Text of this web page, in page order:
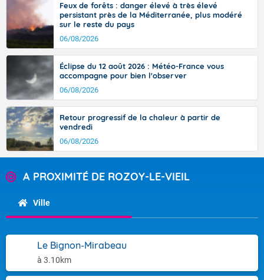
Feux de forêts : danger élevé à très élevé
persistant près de la Méditerranée, plus modéré
sur le reste du pays
06/08/2026
Éclipse du 12 août 2026 : Météo-France vous
accompagne pour bien l'observer
06/08/2026
Retour progressif de la chaleur à partir de
vendredi
06/08/2026
A PROXIMITÉ DE ROZOY-LE-VIEIL
Ville
Le Bignon-Mirabeau
à 3.10km